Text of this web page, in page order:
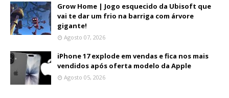
Grow Home | Jogo esquecido da Ubisoft que
vai te dar um frio na barriga com árvore
gigante!
Agosto 07, 2026
iPhone 17 explode em vendas e fica nos mais
vendidos após oferta modelo da Apple
Agosto 05, 2026